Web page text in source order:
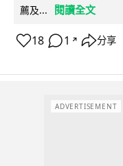
薦及...
閱讀全文
18 1 ↗ 分享
ADVERTISEMENT